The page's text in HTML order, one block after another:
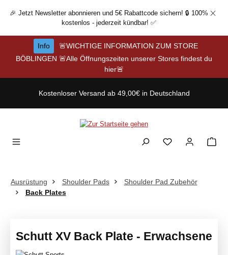
Zum Hauptinhalt springen
🎉 Jetzt Newsletter abonnieren und 5€ Rabattcode sichern! 🔒 100%
kostenlos - jederzeit kündbar! ✅
Info
🚨WICHTIGE INFORMATION ZUM STORE
BÖBLINGEN 🚨Alle Öffnungszeiten unserer Stores findest du
hier🚨
Kostenloser Versand ab 49,00€ in Deutschland
Ausrüstung Shoulder Pads
Shoulder Pad Zubehör
Back Plates
Schutt XV Back Plate - Erwachsene